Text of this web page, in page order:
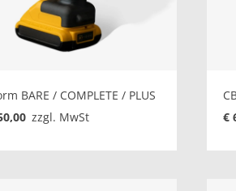
BARE / COMPLETE / PLUS
zzgl. MwSt
€